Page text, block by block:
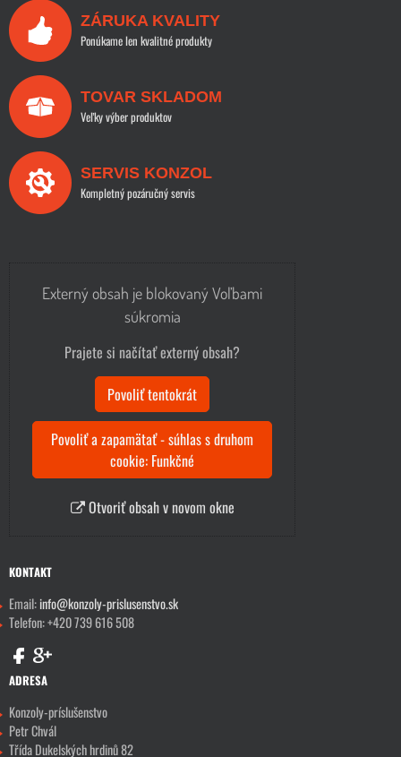
ZÁRUKA KVALITY
Ponúkame len kvalitné produkty
TOVAR SKLADOM
Veľky výber produktov
SERVIS KONZOL
Kompletný pozáručný servis
Externý obsah je blokovaný Voľbami
súkromia
Prajete si načítať externý obsah?
Povoliť tentokrát
Povoliť a zapamätať - súhlas s druhom
cookie: Funkčné
Otvoriť obsah v novom okne
KONTAKT
Email:info@konzoly-prislusenstvo.sk
Telefon: +420 739 616 508
ADRESA
Konzoly-príslušenstvo
Petr Chvál
Třída Dukelských hrdinů 82